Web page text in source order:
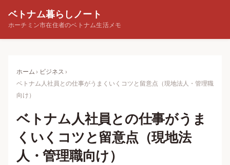
ベトナム暮らしノート
ホーチミン市在住者のベトナム生活メモ
ホーム
ビジネス
ベトナム人社員との仕事がうまくいくコツと留意点（現地法人・管理職
向け）
ベトナム人社員との仕事がうま
くいくコツと留意点（現地法
人・管理職向け）